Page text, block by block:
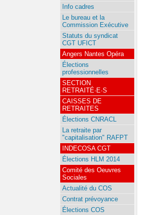
Info cadres
Le bureau et la
Commission Exécutive
Statuts du syndicat
CGT UFICT
Angers Nantes Opéra
Élections
professionnelles
SECTION
RETRAITÉ·E·S
CAISSES DE
RETRAITES
Élections CNRACL
La retraite par
"capitalisation" RAFPT
INDECOSA CGT
Élections HLM 2014
Comité des Oeuvres
Sociales
Actualité du COS
Contrat prévoyance
Élections COS